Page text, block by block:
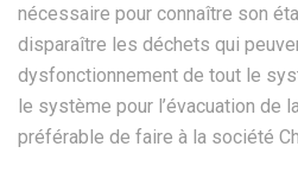
nécessaire pour connaître son
disparaître les déchets qui
dysfonctionnement de tout le
le système pour l’évacuation de
préférable de faire à la société